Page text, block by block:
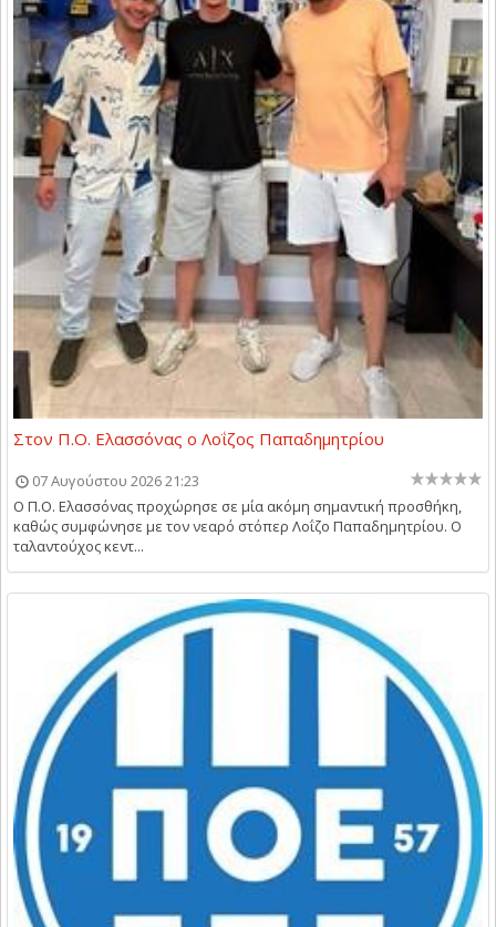
Στον Π.Ο. Ελασσόνας ο Λοΐζος Παπαδημητρίου
07 Αυγούστου 2026 21:23
Ο Π.Ο. Ελασσόνας προχώρησε σε μία ακόμη σημαντική προσθήκη,
καθώς συμφώνησε με τον νεαρό στόπερ Λοΐζο Παπαδημητρίου. Ο
ταλαντούχος κεντ...